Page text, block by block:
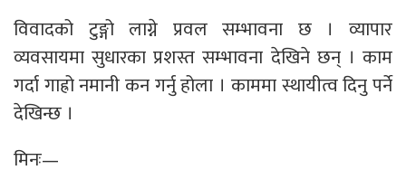
विवादको टुङ्गो लाग्ने प्रवल सम्भावना छ । व्यापार
व्यवसायमा सुधारका प्रशस्त सम्भावना देखिने छन् । काम
गर्दा गाह्रो नमानी कन गर्नु होला । काममा स्थायीत्व दिनु पर्ने
देखिन्छ ।
मिनः—